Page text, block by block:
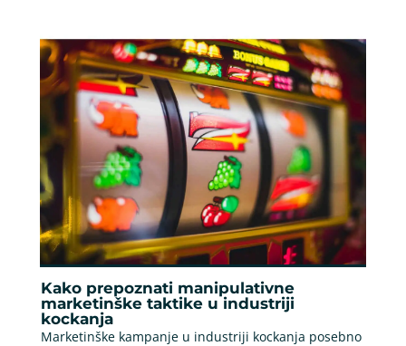
Kako prepoznati manipulativne
marketinške taktike u industriji
kockanja
Marketinške kampanje u industriji kockanja posebno